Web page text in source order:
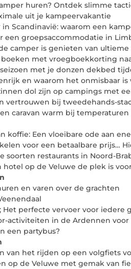
huren? Ontdek slimme
uit je kampeervakantie
in Scandinavië: waarom een
een groepsaccommodatie in
camper is genieten van
boeken met vroegboekkorting
met je donzen dekbed
en waarom het onmisbaar is
dol zijn op campings met
vertrouwen bij tweedehands-
caravan warm bij
koffie: Een vloeibare ode aan
voor een betaalbare prijs…
soorten restaurants in Noord-
hotel op de Veluwe de plek is
en varen over de grachten
Het perfecte vervoer voor iedere
activiteiten in de Ardennen
een partybus?
van het rijden op een volgfiets
op de Veluwe met gemak van